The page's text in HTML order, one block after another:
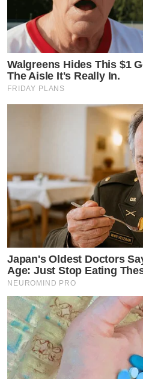
Walgreens Hides This $1
The Aisle It's Really In.
FRIDAY PLANS
Japan's Oldest Doctors
Age: Just Stop Eating
NEUROMIND PRO